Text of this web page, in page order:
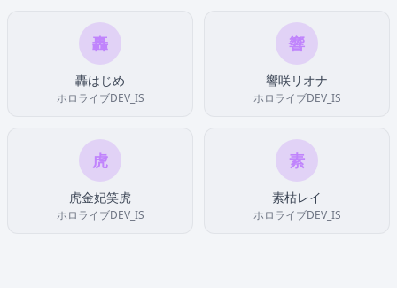
轟
轟はじめ
ホロライブDEV_IS
響
響咲リオナ
ホロライブDEV_IS
虎
虎金妃笑虎
ホロライブDEV_IS
素
素枯レイ
ホロライブDEV_IS